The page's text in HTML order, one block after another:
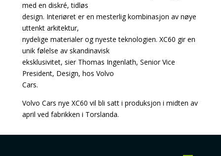
med en diskré, tidløs
design. Interiøret er en mesterlig kombinasjon av nøye
uttenkt arkitektur,
nydelige materialer og nyeste teknologien. XC60 gir en
unik følelse av skandinavisk
eksklusivitet, sier Thomas Ingenlath, Senior Vice
President, Design, hos Volvo
Cars.
Volvo Cars nye XC60 vil bli satt i produksjon i midten av
april ved fabrikken i Torslanda.